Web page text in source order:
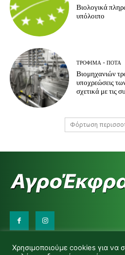
Βιολογικά
υπόλοιπο
ΤΡΌΦΙΜΑ - ΠΟΤΆ
Βιομηχανιών
υποχρεώσεις
σχετικά με τις
Φόρτωση
d.makas@yahoo.gr
Χρησιμοποιούμε cookies για να